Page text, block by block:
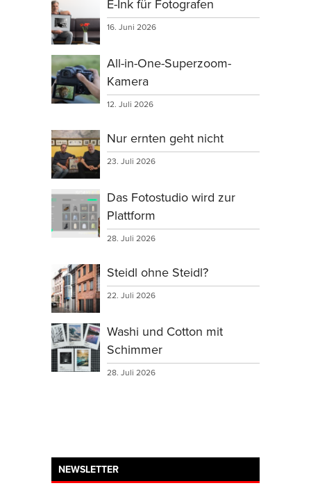
E-Ink für Fotografen
16. Juni 2026
All-in-One-Superzoom-
Kamera
12. Juli 2026
Nur ernten geht nicht
23. Juli 2026
Das Fotostudio wird zur
Plattform
28. Juli 2026
Steidl ohne Steidl?
22. Juli 2026
Washi und Cotton mit
Schimmer
28. Juli 2026
NEWSLETTER